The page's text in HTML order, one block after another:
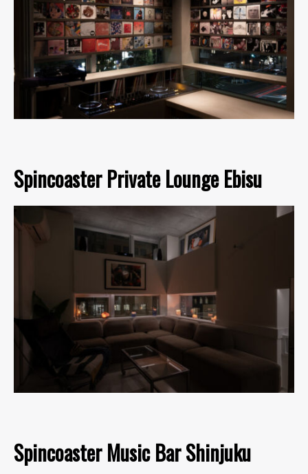
Spincoaster Private Lounge Ebisu
Spincoaster Music Bar Shinjuku